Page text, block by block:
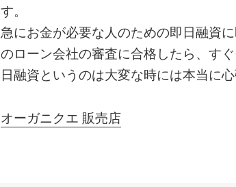
す。
急にお金が必要な人のための即日融資
のローン会社の審査に合格したら、す
日融資というのは大変な時には本当に心
オーガニクエ 販売店